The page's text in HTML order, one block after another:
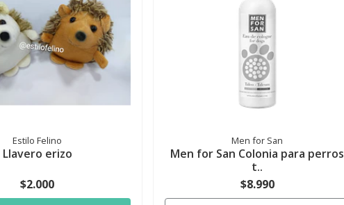
Estilo Felino
Llavero erizo
$2.000
Men for San
Men for San Colonia para perros
t..
$8.990